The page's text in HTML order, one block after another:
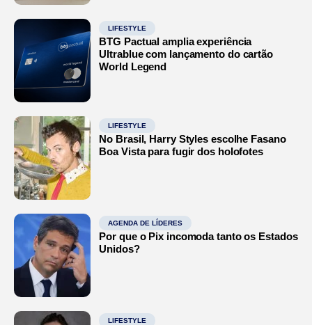
LIFESTYLE
BTG Pactual amplia experiência
Ultrablue com lançamento do cartão
World Legend
LIFESTYLE
No Brasil, Harry Styles escolhe Fasano
Boa Vista para fugir dos holofotes
AGENDA DE LÍDERES
Por que o Pix incomoda tanto os Estados
Unidos?
LIFESTYLE